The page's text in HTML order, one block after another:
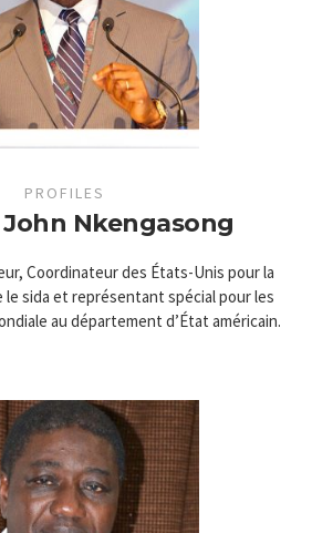
PROFILES
Nkengasong
Coordinateur des États-Unis pour la
sida et représentant spécial pour les
au département d’État américain.